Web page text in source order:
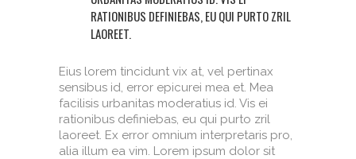
RATIONIBUS DEFINIEBAS, EU QUI PURTO ZRIL
LAOREET.
Eius lorem tincidunt vix at, vel pertinax
sensibus id, error epicurei mea et. Mea
facilisis urbanitas moderatius id. Vis ei
rationibus definiebas, eu qui purto zril
laoreet. Ex error omnium interpretaris pro,
alia illum ea vim. Lorem ipsum dolor sit